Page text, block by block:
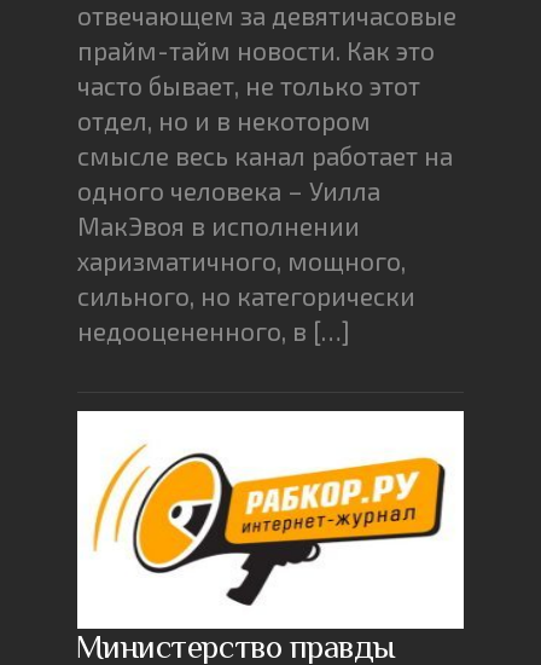
отвечающем за девятичасовые
прайм-тайм новости. Как это
часто бывает, не только этот
отдел, но и в некотором
смысле весь канал работает на
одного человека – Уилла
МакЭвоя в исполнении
харизматичного, мощного,
сильного, но категорически
недооцененного, в […]
Министерство правды